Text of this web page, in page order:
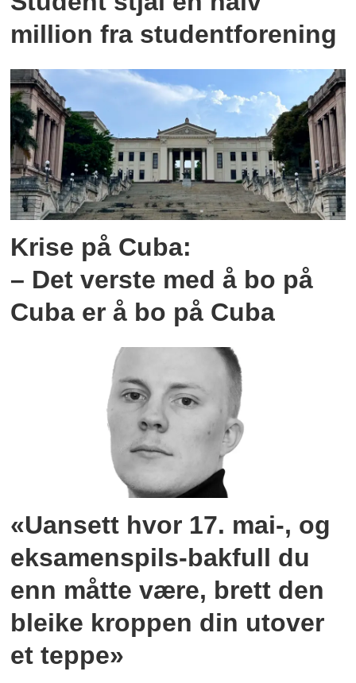
million fra studentforening
Krise på Cuba:
– Det verste med å bo på
Cuba er å bo på Cuba
«Uansett hvor 17. mai-, og
eksamenspils-bakfull du
enn måtte være, brett den
bleike kroppen din utover
et teppe»